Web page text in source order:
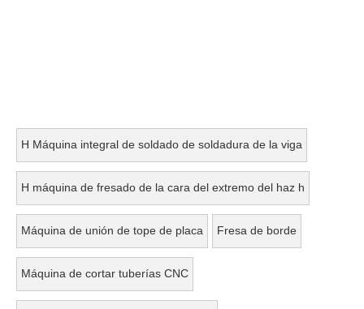
H Máquina integral de soldado de soldadura de la viga
H máquina de fresado de la cara del extremo del haz h
Máquina de unión de tope de placa Fresa de borde
Máquina de cortar tuberías CNC